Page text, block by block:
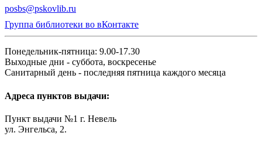
posbs@pskovlib.ru
Группа библиотеки во вКонтакте
Понедельник-пятница: 9.00-17.30
Выходные дни - суббота, воскресенье
Санитарный день - последняя пятница каждого месяца
Адреса пунктов выдачи:
Пункт выдачи №1 г. Невель
ул. Энгельса, 2.